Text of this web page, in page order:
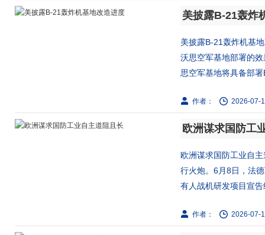
美披露B-21轰炸
美披露B-21轰炸机基
沃思空军基地部署的
思空军基地将具备部
作者： 2026-07-
欧洲谋求国防工
欧洲谋求国防工业自
行火炮。6月8日，法
有人战机研发项目宣
作者： 2026-07-